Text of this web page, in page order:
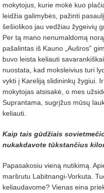
mokytojus, kurie mokė kuo
leidžia galimybės, pažinti
šešiolikos jau vedžiau žygeivių
Per tą mano nenumaldomą
pašalintas iš Kauno „Aušros”
buvo leista keliauti
nuostata, kad moksleivius turi
vykti į Kareliją slidininkų žygiui.
mokytojas atsisakė, o mes
Suprantama, sugrįžus mūsų
keliauti.
Kaip tais gūdžiais
nukakdavote tūkstančius
Papasakosiu vieną nutikimą.
maršrutu Labitnangi-Vorkuta.
keliaudavome? Vienas eina